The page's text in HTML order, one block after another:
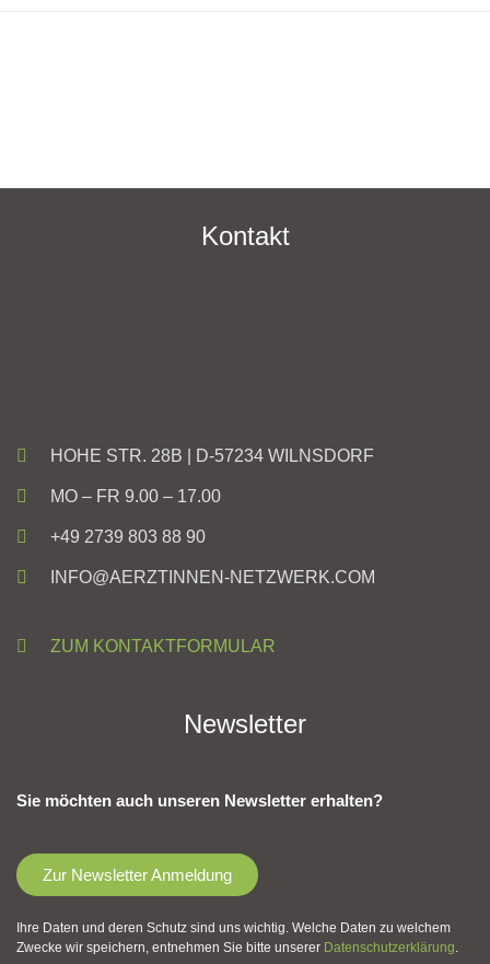
Kontakt
HOHE STR. 28B | D-57234 WILNSDORF
MO – FR 9.00 – 17.00
+49 2739 803 88 90
INFO@AERZTINNEN-NETZWERK.COM
ZUM KONTAKTFORMULAR
Newsletter
Sie möchten auch unseren Newsletter erhalten?
Zur Newsletter Anmeldung
Ihre Daten und deren Schutz sind uns wichtig. Welche Daten zu welchem
Zwecke wir speichern, entnehmen Sie bitte unserer Datenschutzerklärung.